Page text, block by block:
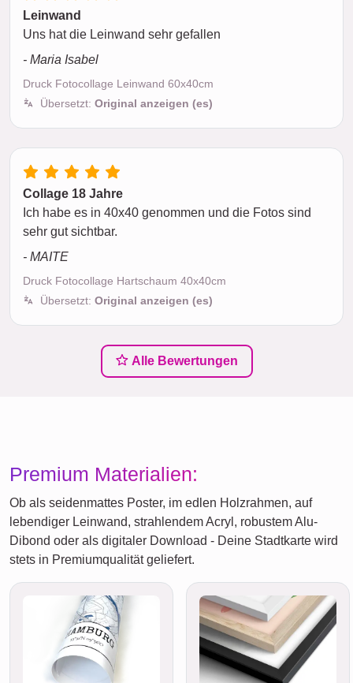
Leinwand
Uns hat die Leinwand sehr gefallen
- Maria Isabel
Druck Fotocollage Leinwand 60x40cm
Übersetzt: Original anzeigen (es)
Collage 18 Jahre
Ich habe es in 40x40 genommen und die Fotos sind
sehr gut sichtbar.
- MAITE
Druck Fotocollage Hartschaum 40x40cm
Übersetzt: Original anzeigen (es)
Alle Bewertungen
Premium Materialien:
Ob als seidenmattes Poster, im edlen Holzrahmen, auf
lebendiger Leinwand, strahlendem Acryl, robustem Alu-
Dibond oder als digitaler Download - Deine Stadtkarte wird
stets in Premiumqualität geliefert.